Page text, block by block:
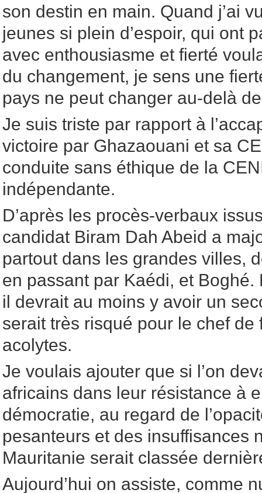
son destin en main. Quand j’ai
jeunes si plein d’espoir, qui ont
avec enthousiasme et fierté
du changement, je sens une
pays ne peut changer au-delà
Je suis triste par rapport à
victoire par Ghazaouani et sa
conduite sans éthique de la
indépendante.
D’après les procès-verbaux
candidat Biram Dah Abeid a
partout dans les grandes villes,
en passant par Kaédi, et
il devrait au moins y avoir un
serait très risqué pour le chef de
acolytes.
Je voulais ajouter que si l’on
africains dans leur résistance à
démocratie, au regard de
pesanteurs et des insuffisances
Mauritanie serait classée
Aujourd’hui on assiste, comme